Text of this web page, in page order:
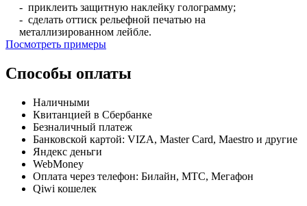
- приклеить защитную наклейку голограмму;
- сделать оттиск рельефной печатью на
металлизированном лейбле.
Посмотреть примеры
Способы оплаты
Наличными
Квитанцией в Сбербанке
Безналичный платеж
Банковской картой: VIZA, Master Card, Maestro и другие
Яндекс деньги
WebMoney
Оплата через телефон: Билайн, МТС, Мегафон
Qiwi кошелек